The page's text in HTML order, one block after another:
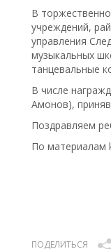
В
учреждений,
управления
музыкальных
танцевальные
В числе
Амонов),
Поздравляем
По материалам
ПОДЕЛИТЬСЯ